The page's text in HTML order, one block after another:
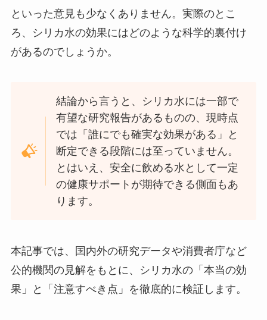
といった意見も少なくありません。実際のとこ
ろ、シリカ水の効果にはどのような科学的裏付け
があるのでしょうか。
結論から言うと、シリカ水には一部で
有望な研究報告があるものの、現時点
では「誰にでも確実な効果がある」と
断定できる段階には至っていません。
とはいえ、安全に飲める水として一定
の健康サポートが期待できる側面もあ
ります。
本記事では、国内外の研究データや消費者庁など
公的機関の見解をもとに、シリカ水の「本当の効
果」と「注意すべき点」を徹底的に検証します。